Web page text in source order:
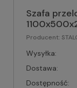
Szafa
Producent:
Wysyłka:
Dostawa:
Dostępność: